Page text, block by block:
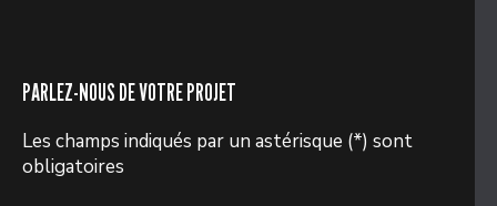
PARLEZ-NOUS DE VOTRE PROJET
Les champs indiqués par un astérisque (*) sont
obligatoires